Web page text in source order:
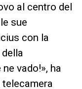
al centro del
sue
con la
vado!», ha